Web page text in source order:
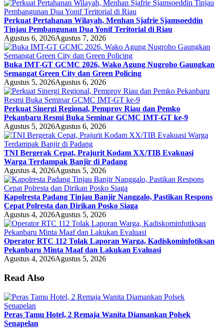
Perkuat Pertahanan Wilayah, Menhan Sjafrie Sjamsoeddin
Tinjau Pembangunan Dua Yonif Teritorial di Riau
Agustus 6, 2026Agustus 7, 2026
Buka IMT-GT GCMC 2026, Wako Agung Nugroho Gaungkan
Semangat Green City dan Green Policing
Agustus 5, 2026Agustus 6, 2026
Perkuat Sinergi Regional, Pemprov Riau dan Pemko
Pekanbaru Resmi Buka Seminar GCMC IMT-GT ke-9
Agustus 5, 2026Agustus 6, 2026
TNI Bergerak Cepat, Prajurit Kodam XX/TIB Evakuasi
Warga Terdampak Banjir di Padang
Agustus 4, 2026Agustus 5, 2026
Kapolresta Padang Tinjau Banjir Nanggalo, Pastikan Respons
Cepat Polresta dan Dirikan Posko Siaga
Agustus 4, 2026Agustus 5, 2026
Operator RTC 112 Tolak Laporan Warga, Kadiskominfotiksan
Pekanbaru Minta Maaf dan Lakukan Evaluasi
Agustus 4, 2026Agustus 5, 2026
Read Also
Peras Tamu Hotel, 2 Remaja Wanita Diamankan Polsek
Senapelan